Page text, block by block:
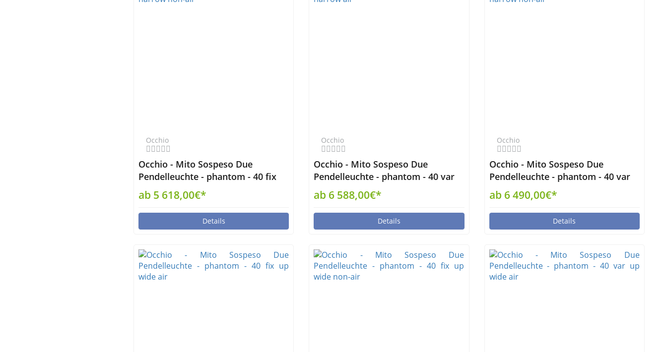
Occhio
Occhio - Mito Sospeso Due
Pendelleuchte - phantom - 40 fix
up narrow non-air
ab 5 618,00€*
Details
Occhio
Occhio - Mito Sospeso Due
Pendelleuchte - phantom - 40 var
up narrow air
ab 6 588,00€*
Details
Occhio
Occhio - Mito Sospeso Due
Pendelleuchte - phantom - 40 var
up narrow non-air
ab 6 490,00€*
Details